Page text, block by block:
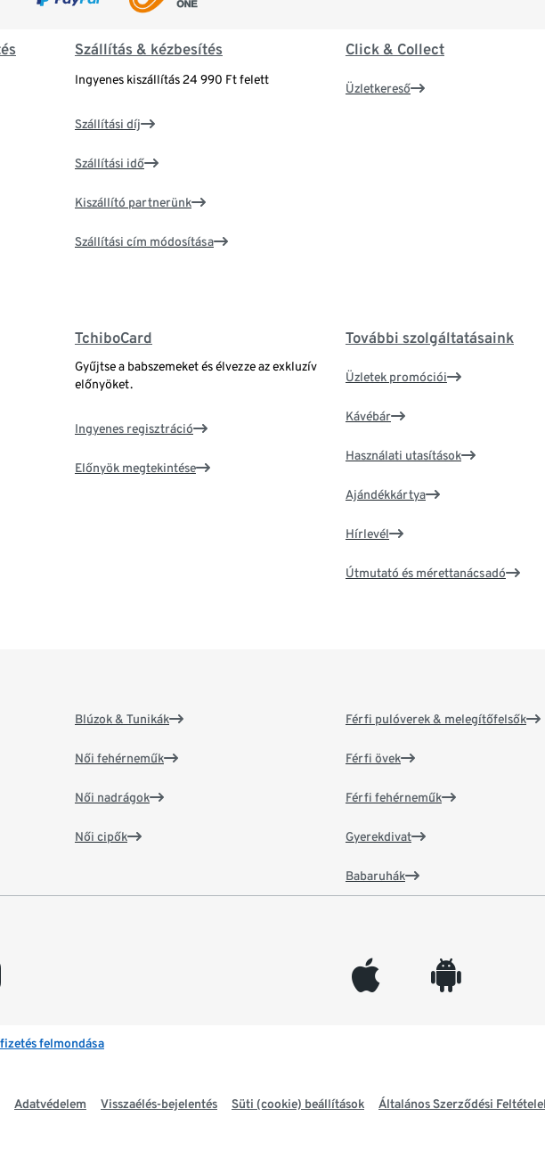
Szállítás & kézbesítés
Ingyenes kiszállítás 24 990 Ft felett
Szállítási díj
Szállítási idő
Kiszállító partnerünk
Szállítási cím módosítása
Click & Collect
Üzletkereső
TchiboCard
Gyűjtse a babszemeket és élvezze az exkluzív
előnyöket.
Ingyenes regisztráció
Előnyök megtekintése
További szolgáltatásaink
Üzletek promóciói
Kávébár
Használati utasítások
Ajándékkártya
Hírlevél
Útmutató és mérettanácsadó
Blúzok & Tunikák
Női fehérneműk
Női nadrágok
Női cipők
Férfi pulóverek & melegítőfelsők
Férfi övek
Férfi fehérneműk
Gyerekdivat
Babaruhák
appleinc android
felmondása
Adatvédelem Visszaélés-bejelentés Süti (cookie) beállítások Általános Szerződési